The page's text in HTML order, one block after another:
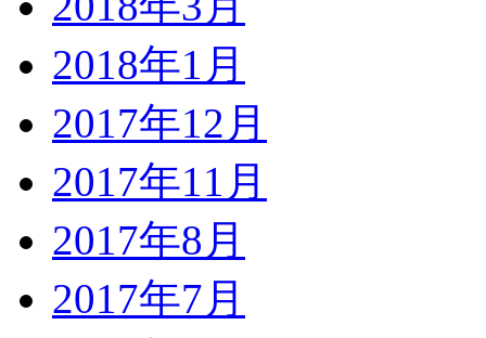
2018年1月
2017年12月
2017年11月
2017年8月
2017年7月